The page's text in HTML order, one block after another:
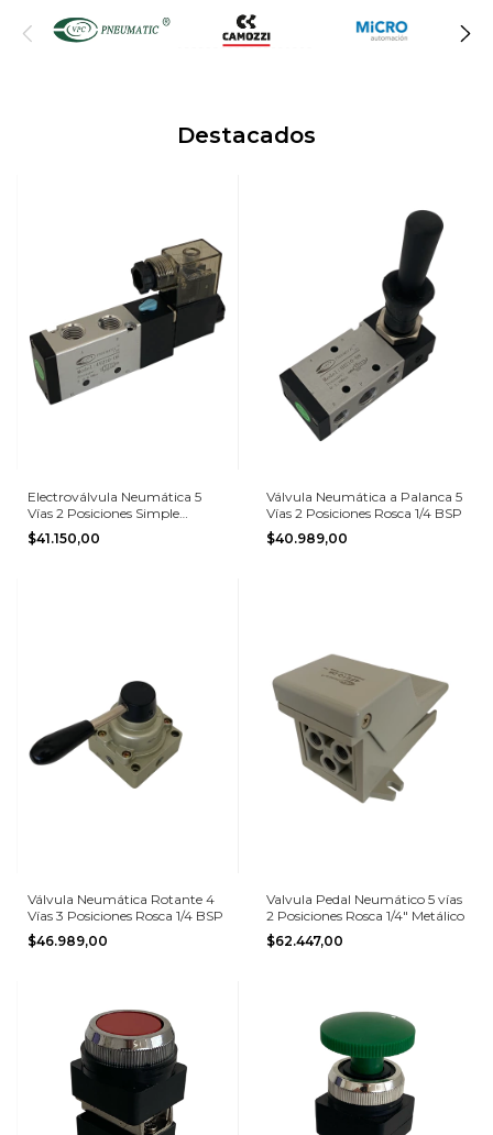
Destacados
Electroválvula Neumática 5
Vías 2 Posiciones Simple
Solenoide
$41.150,00
Válvula Neumática a Palanca 5
Vías 2 Posiciones Rosca 1/4 BSP
$40.989,00
Válvula Neumática Rotante 4
Vías 3 Posiciones Rosca 1/4 BSP
$46.989,00
Valvula Pedal Neumático 5 vías
2 Posiciones Rosca 1/4" Metálico
$62.447,00